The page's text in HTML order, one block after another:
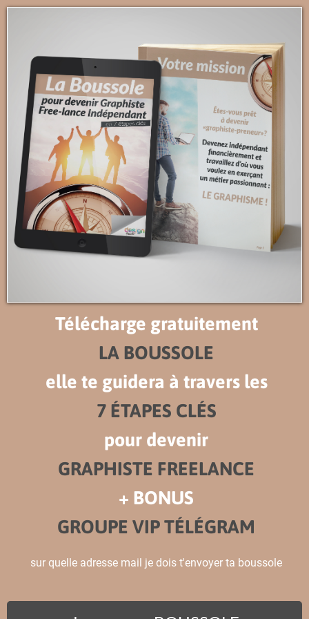
Télécharge gratuitement
LA BOUSSOLE
elle te guidera à travers les
7 ÉTAPES CLÉS
pour devenir
GRAPHISTE FREELANCE
+ BONUS
GROUPE VIP TÉLÉGRAM
sur quelle adresse mail je dois t'envoyer ta boussole